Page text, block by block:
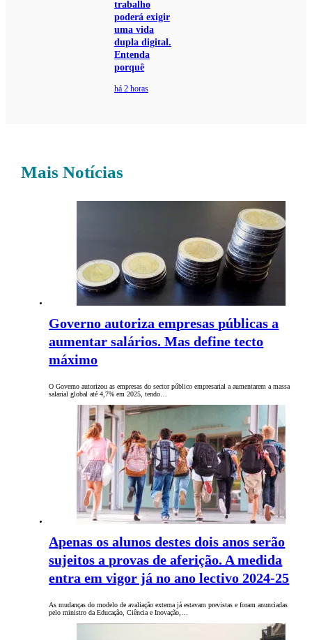
trabalho
poderá exigir
uma vida
dupla digital.
Entenda
porquê
há 2 horas
Mais Notícias
Governo autoriza empresas públicas a
aumentar salários. Mas define tecto
máximo
O Governo autorizou as empresas do sector público empresarial a aumentarem a massa
salarial global até 4,7% em 2025, tendo…
Apenas os alunos destes dois anos serão
sujeitos a provas de aferição. A medida
entra em vigor já no ano lectivo 2024-25
As mudanças do modelo de avaliação externa já estavam previstas e foram anunciadas
pelo ministro da Educação, Ciência e Inovação,…